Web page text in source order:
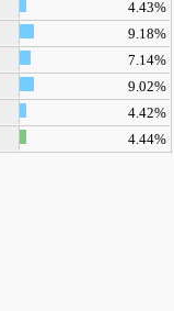
4.43%
9.18%
7.14%
9.02%
4.42%
4.44%